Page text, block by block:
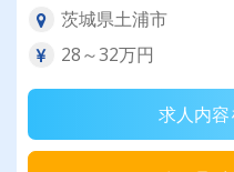
茨城県土浦市
28～32万円
求人内容